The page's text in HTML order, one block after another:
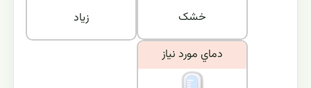
زیاد خشک
دماي مورد نياز